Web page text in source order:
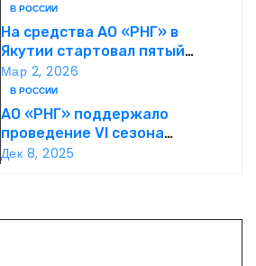
сбалансированная
финансовая политика
В РОССИИ
На средства АО «РНГ» в
Якутии стартовал пятый
юбилейный конкурс в сфере
образования
Мар 2, 2026
В РОССИИ
АО «РНГ» поддержало
проведение VI сезона
международной детско-
Дек 8, 2025